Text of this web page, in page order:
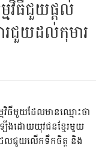
មវិធីជួយ​ផ្តល់
រ​ជួយ​ដល់កុមារ
មវិធីមួយដែលមានឈ្មោះថា
ឡើងដោយយុវជនខ្មែរមួយ
លជួយលើកទឹកចិត្ត និង